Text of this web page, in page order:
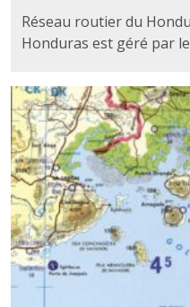
Réseau routier du
Honduras est géré par